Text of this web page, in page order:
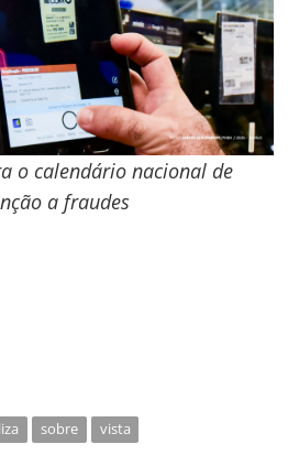
o calendário nacional de
a fraudes
sobre vista